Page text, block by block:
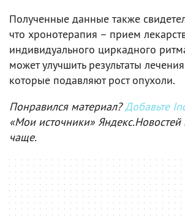
Полученные данные также
что хронотерапия – прием
индивидуального циркадного
может улучшить результаты
которые подавляют рост опухоли.
Понравился материал?Добавьте
«Мои источники» Яндекс.Новостей
чаще.